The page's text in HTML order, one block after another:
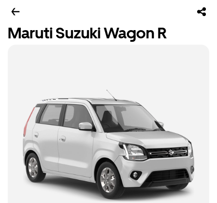
Maruti Suzuki Wagon R